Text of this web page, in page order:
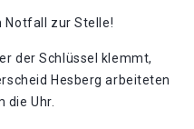
Notfall zur Stelle!
der Schlüssel klemmt,
Hesberg arbeiteten
die Uhr.